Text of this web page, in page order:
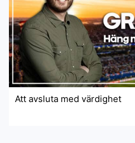
Att avsluta med värdighet